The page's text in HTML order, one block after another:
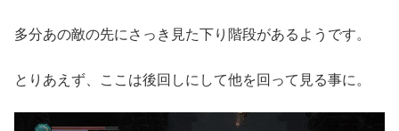
多分あの敵の先にさっき見た下り階段があるようです。
とりあえず、ここは後回しにして他を回って見る事に。